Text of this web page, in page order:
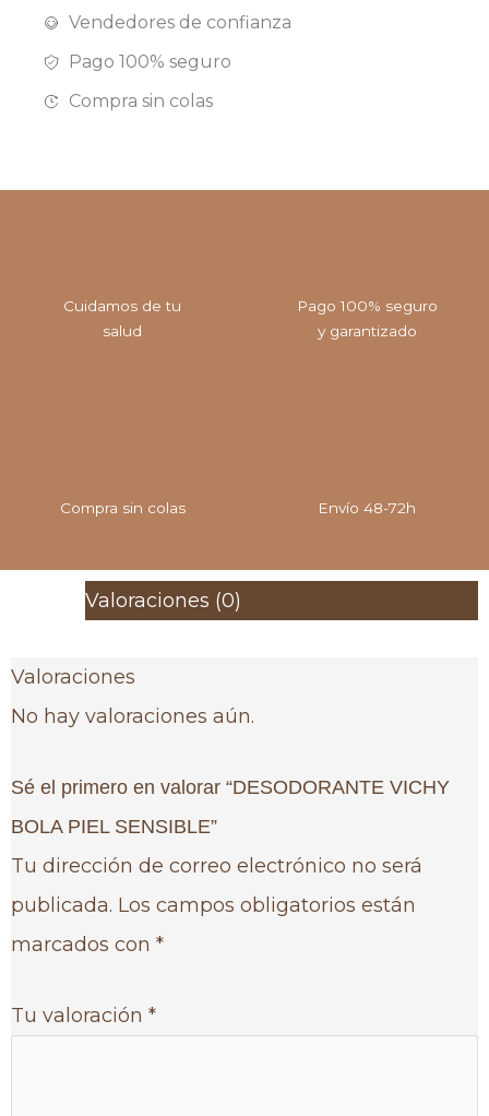
Vendedores de confianza
Pago 100% seguro
Compra sin colas
Cuidamos de tu
salud
Pago 100% seguro
y garantizado
Compra sin colas Envío 48-72h
Valoraciones (0)
Valoraciones
No hay valoraciones aún.
Sé el primero en valorar “DESODORANTE VICHY
BOLA PIEL SENSIBLE”
Tu dirección de correo electrónico no será
publicada. Los campos obligatorios están
marcados con *
Tu valoración *